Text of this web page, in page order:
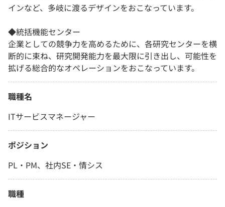
インなど、多岐に渡るデザインをおこなっています。
◆統括機能センター
企業としての競争力を高めるために、各研究センターを横
断的に束ね、研究開発能力を最大限に引き出し、可能性を
拡げる総合的なオペレーションをおこなっています。
職種名
ITサービスマネージャー
ポジション
PL・PM、社内SE・情シス
職種